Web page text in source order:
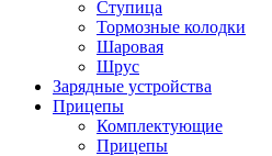
Ступица
Тормозные колодки
Шаровая
Шрус
Зарядные устройства
Прицепы
Комплектующие
Прицепы